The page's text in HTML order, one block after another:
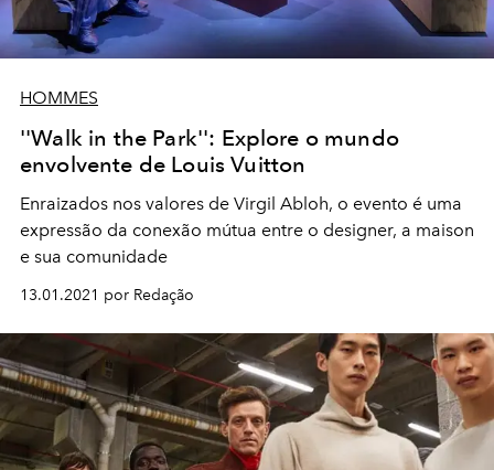
HOMMES
''Walk in the Park'': Explore o mundo
envolvente de Louis Vuitton
Enraizados nos valores de Virgil Abloh, o evento é uma
expressão da conexão mútua entre o designer, a maison
e sua comunidade
13.01.2021 por Redação